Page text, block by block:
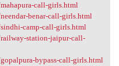
call-girls.html
benar-call-girls.html
camp-call-girls.html
station-jaipur-call-
bypass-call-girls.html